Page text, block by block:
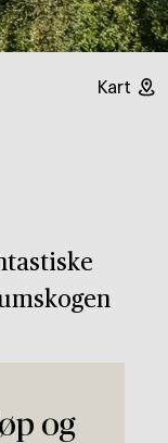
Kart
og